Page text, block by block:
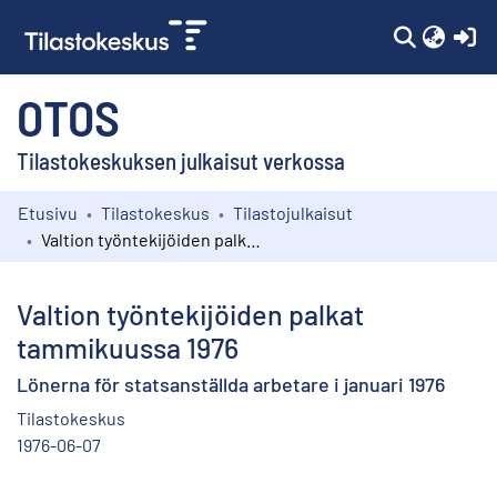
OTOS
Tilastokeskuksen julkaisut verkossa
Kokoelmat
Etusivu Tilastokeskus
Tilastojulkaisut
Valtion työntekijöiden palkat
tammikuussa 1976
Lönerna för statsanställda arbetare i januari 1976
Tilastokeskus
1976-06-07